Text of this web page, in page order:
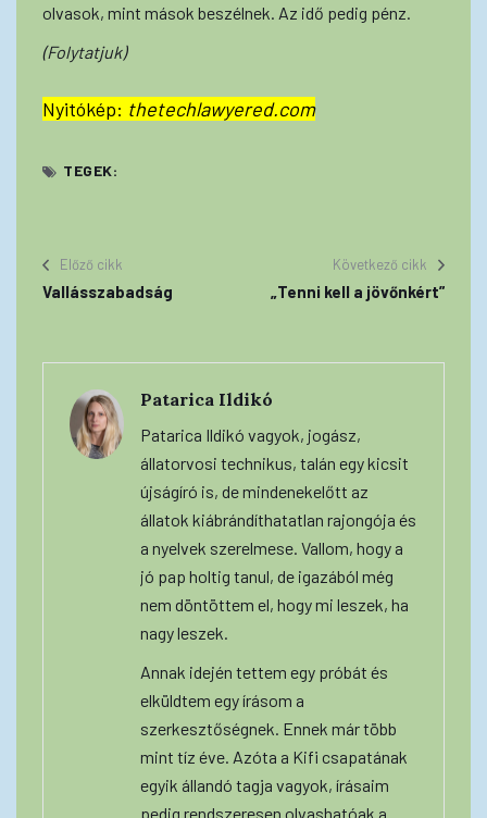
olvasok, mint mások beszélnek. Az idő pedig pénz.
(Folytatjuk)
Nyitókép: thetechlawyered.com
TEGEK:
Előző cikk
Vallásszabadság
Következő cikk
„Tenni kell a jövőnkért”
Patarica Ildikó
Patarica Ildikó vagyok, jogász,
állatorvosi technikus, talán egy kicsit
újságíró is, de mindenekelőtt az
állatok kiábrándíthatatlan rajongója és
a nyelvek szerelmese. Vallom, hogy a
jó pap holtig tanul, de igazából még
nem döntöttem el, hogy mi leszek, ha
nagy leszek.
Annak idején tettem egy próbát és
elküldtem egy írásom a
szerkesztőségnek. Ennek már több
mint tíz éve. Azóta a Kifi csapatának
egyik állandó tagja vagyok, írásaim
pedig rendszeresen olvashatóak a